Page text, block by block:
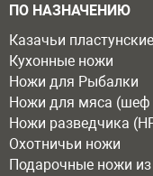
ПО НАЗНАЧЕНИЮ
Казачьи
Кухонные ножи
Ножи для Рыбалки
Ножи для мяса (шеф
Ножи разведчика
Охотничьи ножи
Подарочные ножи